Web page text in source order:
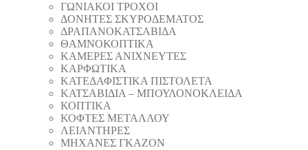
ΓΩΝΙΑΚΟΙ ΤΡΟΧΟΙ
ΔΟΝΗΤΕΣ ΣΚΥΡΟΔΕΜΑΤΟΣ
ΔΡΑΠΑΝΟΚΑΤΣΑΒΙΔΑ
ΘAΜΝΟΚΟΠΤΙΚΑ
ΚΑΜΕΡΕΣ ΑΝΙΧΝΕΥΤΕΣ
ΚΑΡΦΩΤΙΚΑ
ΚΑΤΕΔΑΦΙΣΤΙΚΑ ΠΙΣΤΟΛΕΤΑ
ΚΑΤΣΑΒΙΔΙΑ – ΜΠΟΥΛΟΝΟΚΛΕΙΔΑ
ΚΟΠΤΙΚA
ΚΟΦΤΕΣ ΜΕΤΑΛΛΟΥ
ΛΕΙΑΝΤΗΡEΣ
ΜΗΧΑΝΕΣ ΓΚΑΖΟΝ